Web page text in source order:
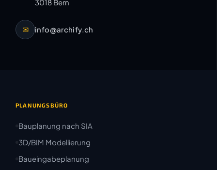
3018 Bern
✉ info@archify.ch
PLANUNGSBÜRO
Bauplanung nach SIA
3D/BIM Modellierung
Baueingabeplanung